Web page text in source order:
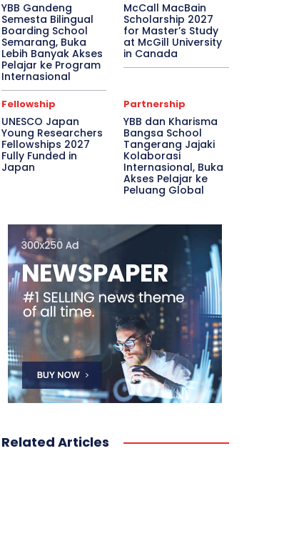
YBB Gandeng
Semesta Bilingual
Boarding School
Semarang, Buka
Lebih Banyak Akses
Pelajar ke Program
Internasional
McCall MacBain
Scholarship 2027
for Master’s Study
at McGill University
in Canada
Fellowship
UNESCO Japan
Young Researchers
Fellowships 2027
Fully Funded in
Japan
Partnership
YBB dan Kharisma
Bangsa School
Tangerang Jajaki
Kolaborasi
Internasional, Buka
Akses Pelajar ke
Peluang Global
Related Articles